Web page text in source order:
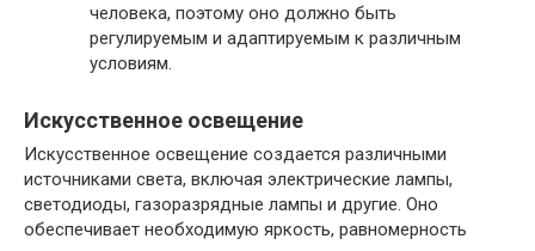
человека, поэтому оно должно быть
регулируемым и адаптируемым к различным
условиям.
Искусственное освещение
Искусственное освещение создается различными
источниками света, включая электрические лампы,
светодиоды, газоразрядные лампы и другие. Оно
обеспечивает необходимую яркость, равномерность